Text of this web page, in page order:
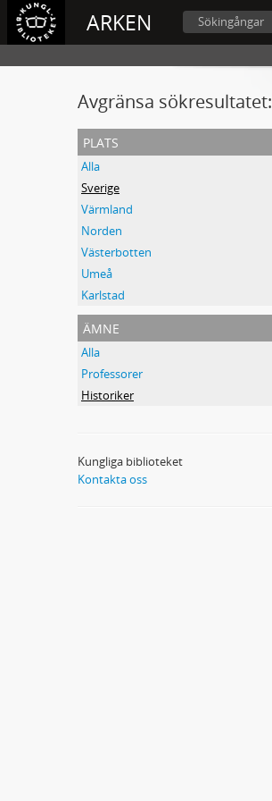
ARKEN Sökingångar
Avgränsa sökresultatet:
plats
Alla
Sverige
Värmland
Norden
Västerbotten
Umeå
Karlstad
ämne
Alla
Professorer
Historiker
Kungliga biblioteket
Kontakta oss